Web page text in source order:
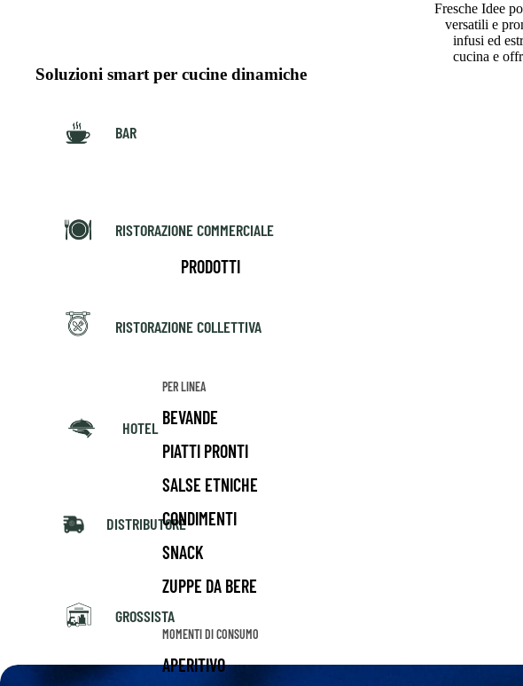
PRODOTTI
PER LINEA
BEVANDE
PIATTI PRONTI
SALSE ETNICHE
CONDIMENTI
SNACK
ZUPPE DA BERE
MOMENTI DI CONSUMO
APERITIVO
Fresche Idee
versatili e
infusi ed
cucina e
Soluzioni smart per cucine dinamiche
BAR
RISTORAZIONE COMMERCIALE
RISTORAZIONE COLLETTIVA
HOTEL
DISTRIBUTORE
GROSSISTA